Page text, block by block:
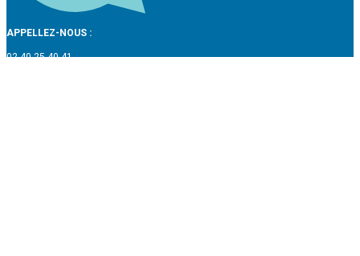
APPELLEZ-NOUS :
02 40 25 40 41